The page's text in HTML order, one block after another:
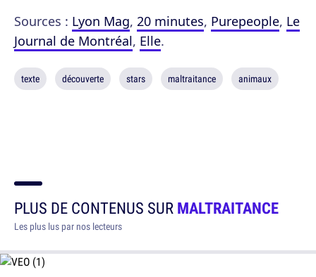
Sources : Lyon Mag, 20 minutes, Purepeople, Le
Journal de Montréal, Elle.
texte découverte stars maltraitance animaux
PLUS DE CONTENUS SURMALTRAITANCE
Les plus lus par nos lecteurs